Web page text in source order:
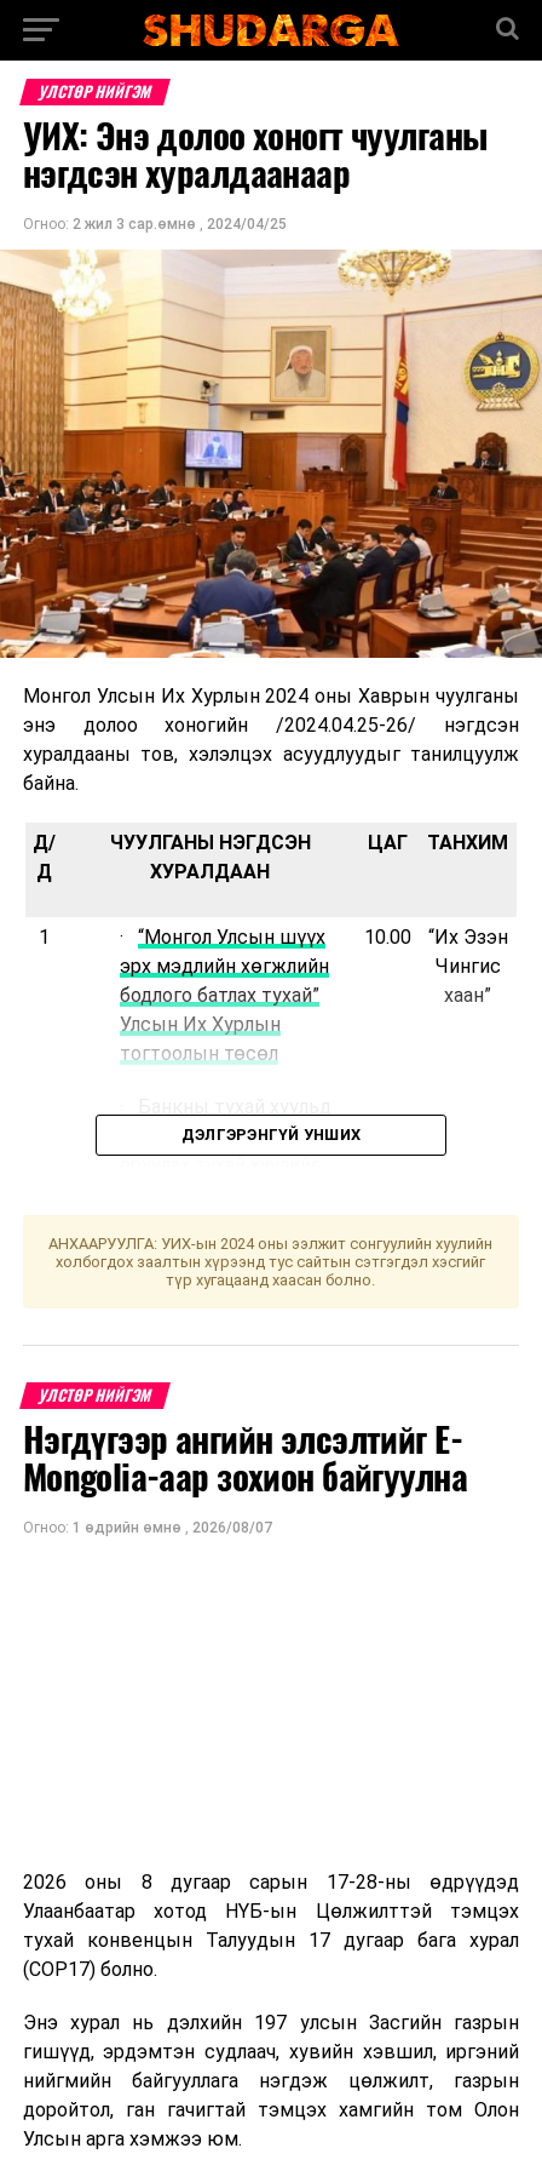
УЛСТӨР НИЙГЭМ
УИХ: Энэ долоо хоногт чуулганы
нэгдсэн хуралдаанаар
Огноо: 2 жил 3 сар.өмнө , 2024/04/25
Монгол Улсын Их Хурлын 2024 оны Хаврын чуулганы
энэ долоо хоногийн /2024.04.25-26/ нэгдсэн
хуралдааны тов, хэлэлцэх асуудлуудыг танилцуулж
байна.
Д/
Д
ЧУУЛГАНЫ НЭГДСЭН
ХУРАЛДААН
ЦАГ ТАНХИМ
1 ·“Монгол Улсын шүүх
эрх мэдлийн хөгжлийн
бодлого батлах тухай”
Улсын Их Хурлын
тогтоолын төсөл
нэмэлт, өөрчлөлт
оруулах тухай хуулийн
төсөл/УИХ-ын гишүүн
Б.Баттөмөр 2024.02.07-
ны өдөр өргөн
эсэх /
·Дээд боловсролд
хамаарах эрдмийн
зөвшөөрөх тухай
найруулгын төсөл болон
хамт өргөн мэдүүлсэн
хуулийн төслүүд/
Засгийн газар
өргөн мэдүүлсэн,
хэлэлцэх эсэх/
·Биеийн тамир,
спортын тухай хуулийн
10.00
“Их Эзэн
Чингис
хаан”
ДЭЛГЭРЭНГҮЙ УНШИХ
АНХААРУУЛГА: УИХ-ын 2024 оны ээлжит сонгуулийн хуулийн
холбогдох заалтын хүрээнд тус сайтын сэтгэгдэл хэсгийг
түр хугацаанд хаасан болно.
УЛСТӨР НИЙГЭМ
Нэгдүгээр ангийн элсэлтийг E-
Mongolia-аар зохион байгуулна
Огноо: 1 өдрийн өмнө , 2026/08/07
2026 оны 8 дугаар сарын 17-28-ны өдрүүдэд
Улаанбаатар хотод НҮБ-ын Цөлжилттэй тэмцэх
тухай конвенцын Талуудын 17 дугаар бага хурал
(COP17) болно.
Энэ хурал нь дэлхийн 197 улсын Засгийн газрын
гишүүд, эрдэмтэн судлаач, хувийн хэвшил, иргэний
нийгмийн байгууллага нэгдэж цөлжилт, газрын
доройтол, ган гачигтай тэмцэх хамгийн том Олон
Улсын арга хэмжээ юм.